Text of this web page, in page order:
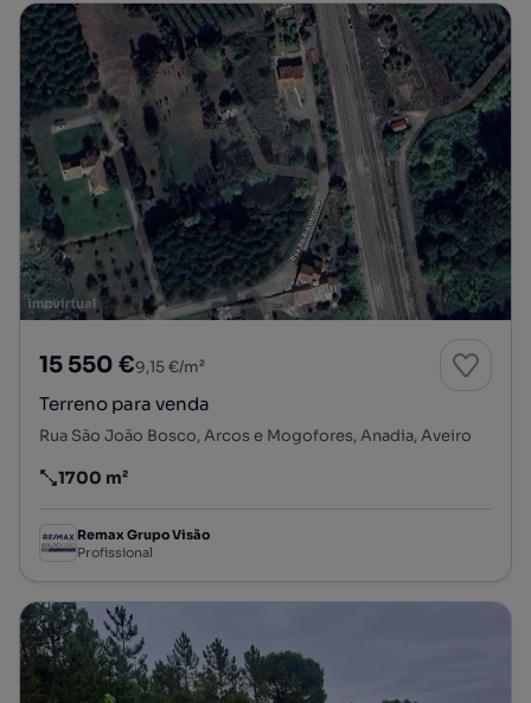
15 550 €9,15 €/m²
Terreno para venda
Rua São João Bosco, Arcos e Mogofores, Anadia, Aveiro
Preço por metro quadrado
1700 m²
Remax Grupo Visão
Profissional